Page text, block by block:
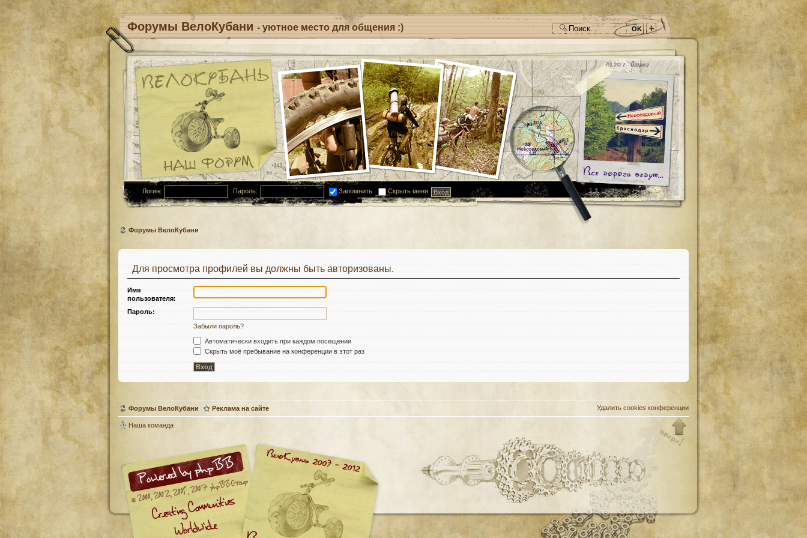
Форумы ВелоКубани - уютное место для общения :)
Логин: Пароль: Запомнить Скрыть меня
Форумы ВелоКубани
Для просмотра профилей вы должны быть авторизованы.
Имя
пользователя:
Пароль:
Забыли пароль?
Автоматически входить при каждом посещении
Скрыть моё пребывание на конференции в этот раз
Форумы ВелоКубани Реклама на сайте Удалить cookies конференции
Наша команда